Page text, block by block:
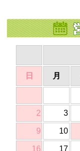
日 月
2 3
9 10
16 17